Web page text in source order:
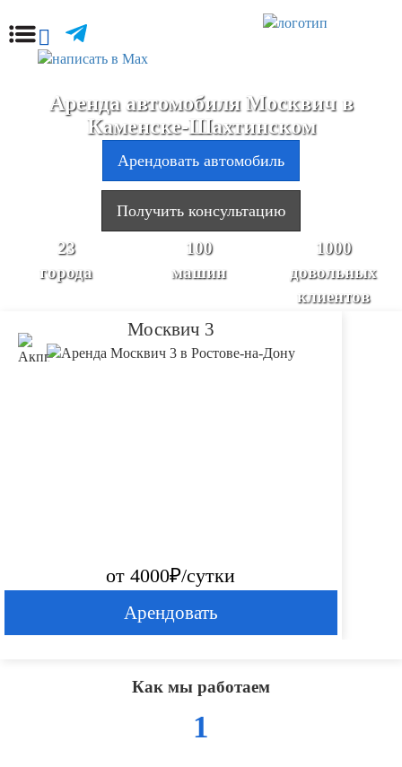
Аренда автомобиля Москвич в
Каменске-Шахтинском
Арендовать автомобиль
Получить консультацию
23
города
100
машин
1000
довольных
клиентов
Москвич 3
от 4000₽/сутки
Арендовать
Как мы работаем
1